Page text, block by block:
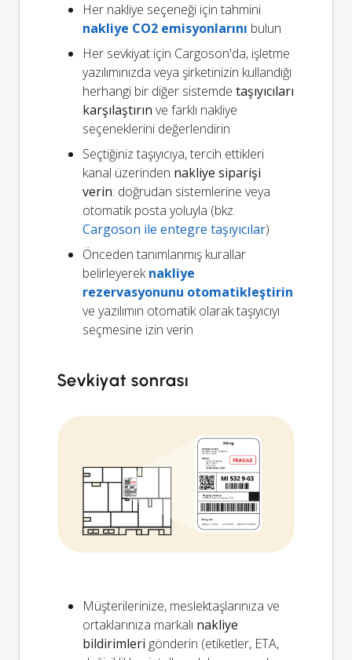
Her nakliye seçeneği için tahmini
nakliye CO2 emisyonlarını bulun
Her sevkiyat için Cargoson'da, işletme
yazılımınızda veya şirketinizin kullandığı
herhangi bir diğer sistemde taşıyıcıları
karşılaştırın ve farklı nakliye
seçeneklerini değerlendirin
Seçtiğiniz taşıyıcıya, tercih ettikleri
kanal üzerinden nakliye siparişi
verin: doğrudan sistemlerine veya
otomatik posta yoluyla (bkz.
Cargoson ile entegre taşıyıcılar)
Önceden tanımlanmış kurallar
belirleyereknakliye
rezervasyonunu otomatikleştirin
ve yazılımın otomatik olarak taşıyıcıyı
seçmesine izin verin
Sevkiyat sonrası
Müşterilerinize, meslektaşlarınıza ve
ortaklarınıza markalı nakliye
bildirimleri gönderin (etiketler, ETA,